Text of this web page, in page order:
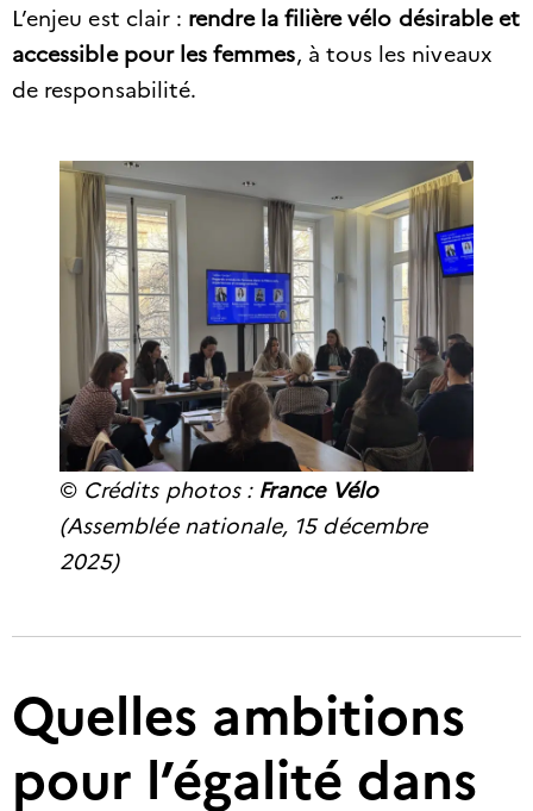
L’enjeu est clair : rendre la filière vélo désirable et
accessible pour les femmes, à tous les niveaux
de responsabilité.
© Crédits photos : France Vélo
(Assemblée nationale, 15 décembre
2025)
Quelles ambitions
pour l’égalité dans